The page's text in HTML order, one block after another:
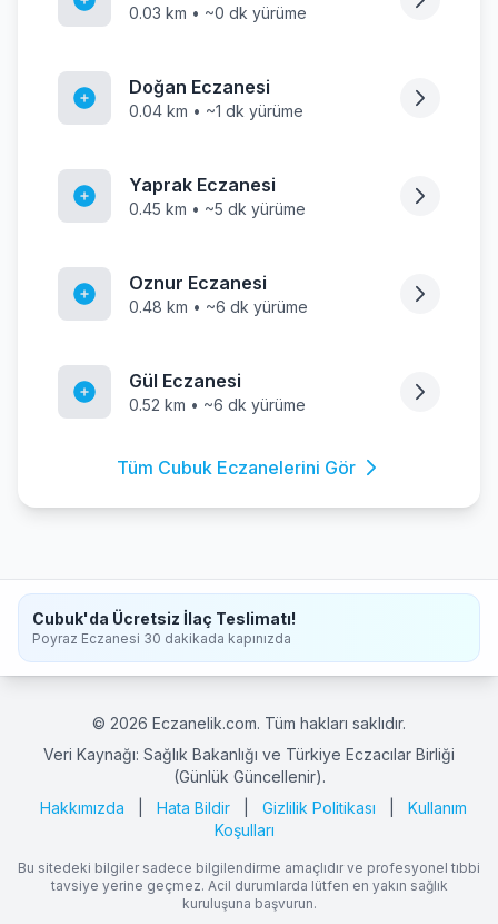
0.03 km • ~0 dk yürüme
Doğan Eczanesi
0.04 km • ~1 dk yürüme
Yaprak Eczanesi
0.45 km • ~5 dk yürüme
Oznur Eczanesi
0.48 km • ~6 dk yürüme
Gül Eczanesi
0.52 km • ~6 dk yürüme
Tüm Cubuk Eczanelerini Gör
Cubuk'da Ücretsiz İlaç Teslimatı!
Poyraz Eczanesi 30 dakikada kapınızda
© 2026 Eczanelik.com. Tüm hakları saklıdır.
Veri Kaynağı: Sağlık Bakanlığı ve Türkiye Eczacılar Birliği
(Günlük Güncellenir).
Hakkımızda
Hata Bildir Gizlilik Politikası
Kullanım
Koşulları
Bu sitedeki bilgiler sadece bilgilendirme amaçlıdır ve profesyonel tıbbi
tavsiye yerine geçmez. Acil durumlarda lütfen en yakın sağlık
kuruluşuna başvurun.